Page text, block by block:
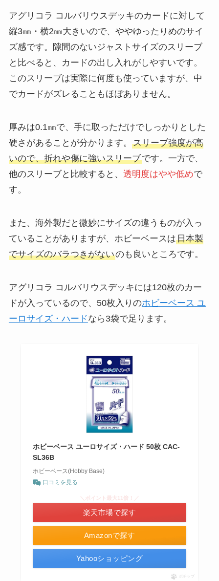
アグリコラ コルバリウスデッキのカードに対して
縦3㎜・横2㎜大きいので、ややゆったりめのサイ
ズ感です。隙間のないジャストサイズのスリーブ
と比べると、カードの出し入れがしやすいです。
このスリーブは実際に何度も使っていますが、中
でカードがズレることもほぼありません。
厚みは0.1㎜で、手に取っただけでしっかりとした
硬さがあることが分かります。 スリーブ強度が高
いので、折れや傷に強いスリーブです。一方で、
他のスリーブと比較すると、 透明度はやや低めで
す。
また、海外製だと微妙にサイズの違うものが入っ
ていることがありますが、ホビーベースは日本製
でサイズのバラつきがないのも良いところです。
アグリコラ コルバリウスデッキには120枚のカー
ドが入っているので、50枚入りのホビーベース ユ
ーロサイズ・ハードなら3袋で足ります。
ホビーベース ユーロサイズ・ハード 50枚 CAC-
SL36B
ホビーベース(Hobby Base)
口コミを見る
Amazonで探す
＼ポイント最大11倍！／
楽天市場で探す
Yahooショッピング
ポチップ